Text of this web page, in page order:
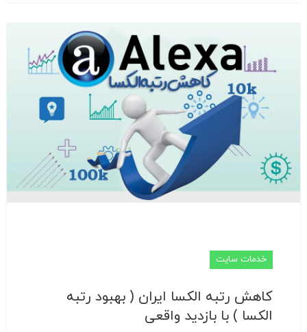
خدمات سایت
کاهش رتبه الکسا ایران ( بهبود رتبه
الکسا ) با بازدید واقعی